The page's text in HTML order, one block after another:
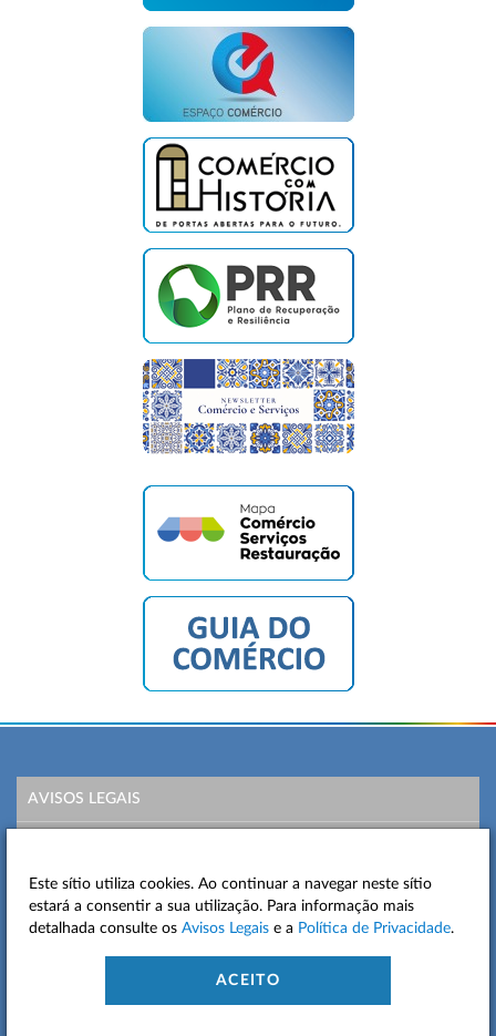
AVISOS LEGAIS
MAPA DO SITE
CONTACTOS
Este sítio utiliza cookies. Ao continuar a navegar neste sítio
estará a consentir a sua utilização. Para informação mais
detalhada consulte os Avisos Legais e a Política de Privacidade.
ACEITO